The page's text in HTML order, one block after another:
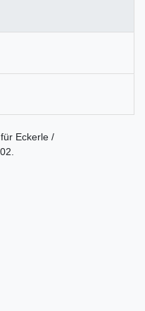
Eckerle /